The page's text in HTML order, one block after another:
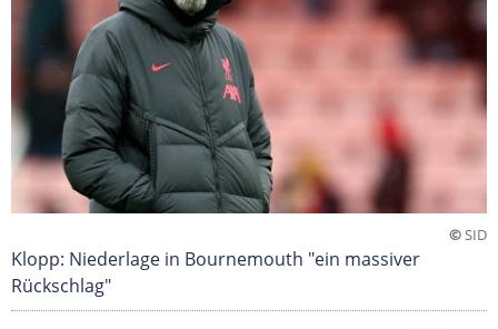
©SID
Klopp: Niederlage in Bournemouth "ein massiver
Rückschlag"